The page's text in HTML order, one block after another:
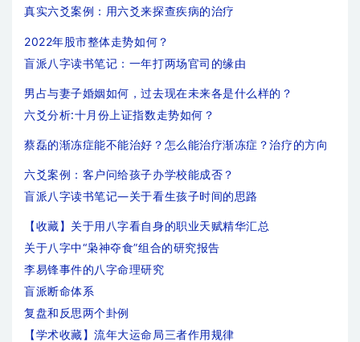
真实六爻案例：用六爻来探查疾病的治疗
2022年股市整体走势如何？
盲派八字读书笔记：一年打两场官司的缘由
男占与妻子婚姻如何，过去现在未来各是什么样的？
六爻分析:十月份上证指数走势如何？
蔡磊的渐冻症能不能治好？怎么能治疗渐冻症？治疗的方向
六爻案例：客户问给孩子办学校能成否？
盲派八字读书笔记—关于看生孩子时间的思路
【收藏】关于用八字看自身的职业天赋精华汇总
关于八字中“枭神夺食”组合的研究报告
李易锋事件的八字命理研究
盲派断命体系
复盘和反思两个卦例
【学术收藏】流年大运命局三者作用规律